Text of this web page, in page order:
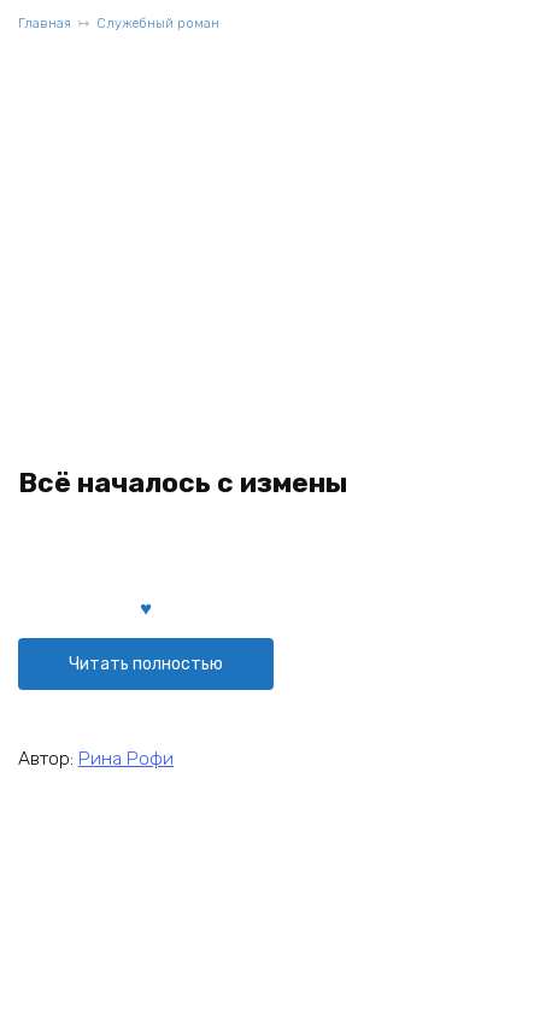
Главная Служебный роман
Всё началось с измены
Читать полностью
Автор: Рина Рофи